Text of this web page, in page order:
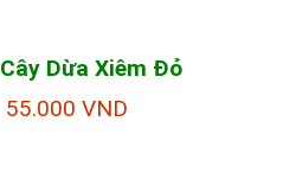
Cây Dừa Xiêm Đỏ
55.000 VND